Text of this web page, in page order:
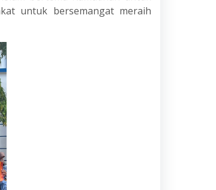
untuk bersemangat meraih